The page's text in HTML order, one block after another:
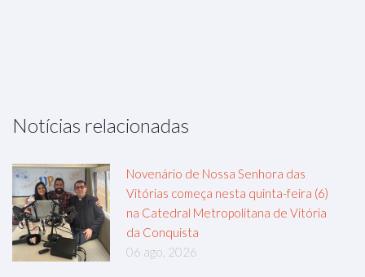
Notícias relacionadas
Novenário de Nossa Senhora das
Vitórias começa nesta quinta-feira (6)
na Catedral Metropolitana de Vitória
da Conquista
06 ago, 2026